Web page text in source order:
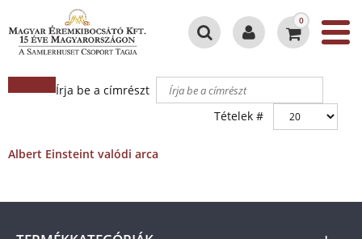
0
Írja be a címrészt
Tételek #
Albert Einsteint valódi arca